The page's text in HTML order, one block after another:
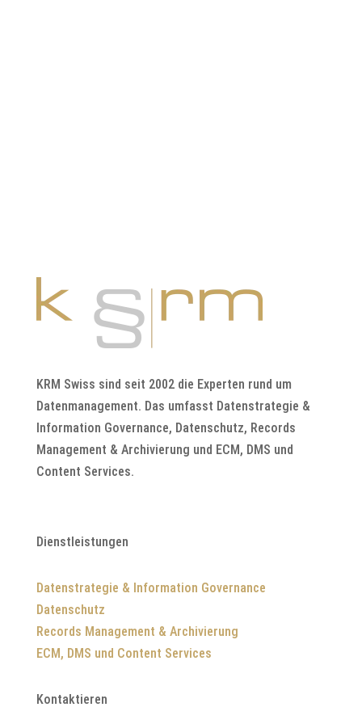
KRM Swiss sind seit 2002 die Experten rund um
Datenmanagement. Das umfasst Datenstrategie &
Information Governance, Datenschutz, Records
Management & Archivierung und ECM, DMS und
Content Services.
Dienstleistungen
Datenstrategie & Information Governance
Datenschutz
Records Management & Archivierung
ECM, DMS und Content Services
Kontaktieren